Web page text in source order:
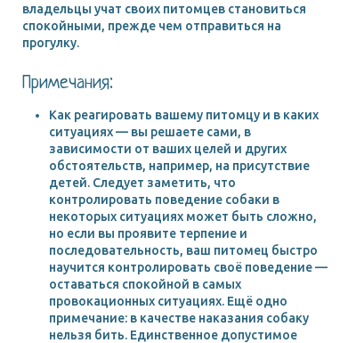
владельцы учат своих питомцев становиться
спокойными, прежде чем отправиться на
прогулку.
Примечания:
Как реагировать вашему питомцу и в каких
ситуациях — вы решаете сами, в
зависимости от ваших целей и других
обстоятельств, например, на присутствие
детей. Следует заметить, что
контролировать поведение собаки в
некоторых ситуациях может быть сложно,
но если вы проявите терпение и
последовательность, ваш питомец быстро
научится контролировать своё поведение —
оставаться спокойной в самых
провокационных ситуациях. Ещё одно
примечание: в качестве наказания собаку
нельзя бить. Единственное допустимое